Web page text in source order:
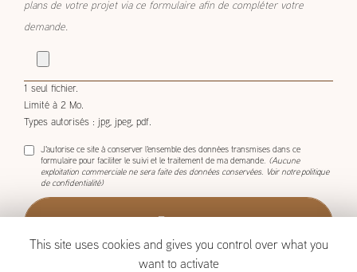
plans de votre projet via ce formulaire afin de compléter votre
demande.
1 seul fichier.
Limité à 2 Mo.
Types autorisés : jpg, jpeg, pdf.
J'autorise ce site à conserver l'ensemble des données transmises dans ce
formulaire pour faciliter le suivi et le traitement de ma demande. (Aucune
exploitation commerciale ne sera faite des données conservées. Voir notrepolitique
de confidentialité)
This site uses cookies and gives you control over what you
want to activate